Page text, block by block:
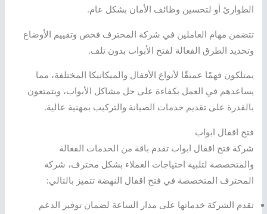
الطوارئ أو لتحسين وظائف الأمان بشكل عام.
تتضمن مهام العاملين في شركة المحترف فحص وتقييم الأوضاع
وتحديد الطرق الفعالة لفتح الأبواب بدون تلف.
يمتلكون فهمًا عميقًا لأنواع الأقفال والميكانيكا المختلفة، مما
يساعدهم في العمل بكفاءة على حل مشاكل الأبواب، ويتمتعون
بالقدرة على تقديم خدمات الصيانة والتركيب بمهنية عالية.
فتح اقفال ابواب
شركة فتح اقفال ابواب تقدم باقة من الخدمات الفعالة
والمتخصصة لتلبية احتياجات العملاء بشكل محترف، شركة
المحترف المتخصصة في فتح اقفال النهضة تتميز بالتالي:
تقدم الشركة خدماتها على مدار الساعة لضمان توفير الدعم